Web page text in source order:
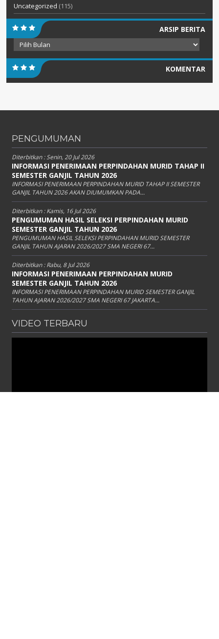
Uncategorized (115)
ARSIP BERITA
Arsip
Berita
KOMENTAR
PENGUMUMAN
Diterbitkan :Senin, 20 Jul 2026
INFORMASI PENERIMAAN PERPINDAHAN MURID TAHAP II
SEMESTER GANJIL TAHUN 2026
INFORMASI PENERIMAAN PERPINDAHAN MURID TAHAP II SEMESTER
GANJIL TAHUN 2026 AKAN DIUMUMKAN PADA...
Diterbitkan :Kamis, 16 Jul 2026
PENGUMUMAN HASIL SELEKSI PERPINDAHAN MURID
SEMESTER GANJIL TAHUN 2026
PENGUMUMAN HASIL SELEKSI PERPINDAHAN MURID SEMESTER
GANJIL TAHUN AJARAN 2026/2027 SMA NEGERI 67...
Diterbitkan :Rabu, 8 Jul 2026
INFORMASI PENERIMAAN PERPINDAHAN MURID
SEMESTER GANJIL TAHUN 2026
INFORMASI PENERIMAAN PERPINDAHAN MURID SEMESTER GANJIL
TAHUN AJARAN 2026/2027 SMA NEGERI 67 JAKARTA...
VIDEO TERBARU